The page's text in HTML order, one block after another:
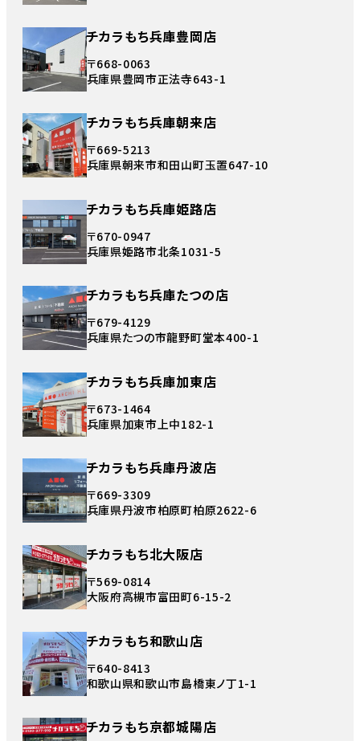
チカラもち兵庫豊岡店
〒668-0063
兵庫県豊岡市正法寺643-1
チカラもち兵庫朝来店
〒669-5213
兵庫県朝来市和田山町玉置647-10
チカラもち兵庫姫路店
〒670-0947
兵庫県姫路市北条1031-5
チカラもち兵庫たつの店
〒679-4129
兵庫県たつの市龍野町堂本400-1
チカラもち兵庫加東店
〒673-1464
兵庫県加東市上中182-1
チカラもち兵庫丹波店
〒669-3309
兵庫県丹波市柏原町柏原2622-6
チカラもち北大阪店
〒569-0814
大阪府高槻市富田町6-15-2
チカラもち和歌山店
〒640-8413
和歌山県和歌山市島橋東ノ丁1-1
チカラもち京都城陽店